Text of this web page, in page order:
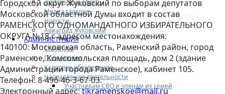
Медиа галерея
Новости
Авиаград Жуковский
АДМИНИСТРАЦИЯ
Структура
Полномочия
Кадровое обеспечение
Направления деятельности
Участникам СВО и членам их семей
Городской округ Жуковский по выборам депутатов
Московской областной Думы входит в состав
РАМЕНСКОГО ОДНОМАНДАТНОГО ИЗБИРАТЕЛЬНОГО
ОКРУГА №18 с адресом местонахождения:
140100: Московская область, Раменский район, город
Раменское, Комсомольская площадь, дом 2 (здание
Администрации города Раменское), кабинет 105.
Телефон: 8-496-46-3-67-03.
Электронный адрес:tikramenskoe@mail.ru